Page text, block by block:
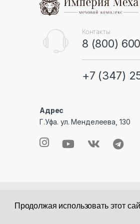
Контакты
8 (800)
+7 (347)
Адрес
Г.Уфа. ул. Менделеева, 130
Корзина 0
Продолжая использовать этот